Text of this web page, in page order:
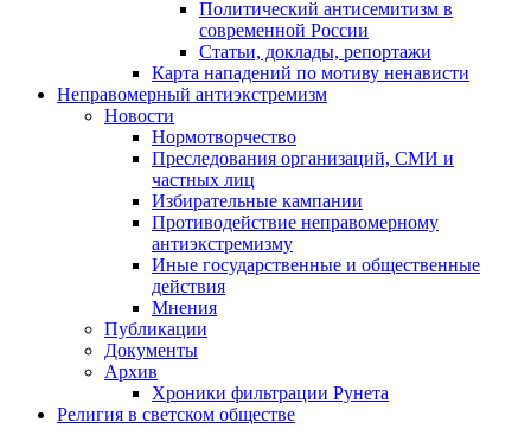
Политический антисемитизм в
современной России
Статьи, доклады, репортажи
Карта нападений по мотиву ненависти
Неправомерный антиэкстремизм
Новости
Нормотворчество
Преследования организаций, СМИ и
частных лиц
Избирательные кампании
Противодействие неправомерному
антиэкстремизму
Иные государственные и общественные
действия
Мнения
Публикации
Документы
Архив
Хроники фильтрации Рунета
Религия в светском обществе